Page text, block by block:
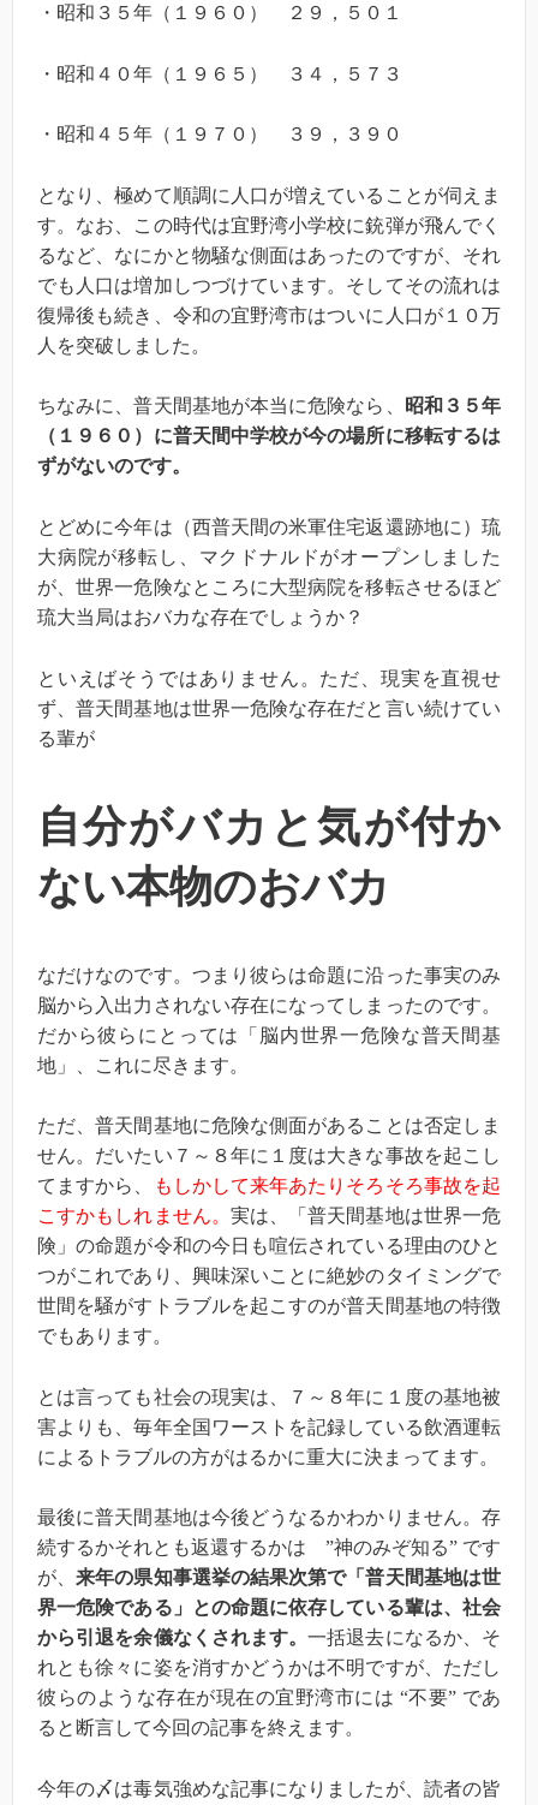
・昭和３５年（１９６０） ２９，５０１
・昭和４０年（１９６５） ３４，５７３
・昭和４５年（１９７０） ３９，３９０
となり、極めて順調に人口が増えていることが伺えま
す。なお、この時代は宜野湾小学校に銃弾が飛んでく
るなど、なにかと物騒な側面はあったのですが、それ
でも人口は増加しつづけています。そしてその流れは
復帰後も続き、令和の宜野湾市はついに人口が１０万
人を突破しました。
ちなみに、普天間基地が本当に危険なら、
昭和３５年
（１９６０）に普天間中学校が今の場所に移転するは
ずがないのです。
とどめに今年は（西普天間の米軍住宅返還跡地に）琉
大病院が移転し、マクドナルドがオープンしました
が、世界一危険なところに大型病院を移転させるほど
琉大当局はおバカな存在でしょうか？
といえばそうではありません。ただ、現実を直視せ
ず、普天間基地は世界一危険な存在だと言い続けてい
る輩が
自分がバカと気が付か
ない本物のおバカ
なだけなのです。つまり彼らは命題に沿った事実のみ
脳から入出力されない存在になってしまったのです。
だから彼らにとっては「脳内世界一危険な普天間基
地」、これに尽きます。
ただ、普天間基地に危険な側面があることは否定しま
せん。だいたい７～８年に１度は大きな事故を起こし
てますから、
もしかして来年あたりそろそろ事故を起
こすかもしれません。 実は、「普天間基地は世界一危
険」の命題が令和の今日も喧伝されている理由のひと
つがこれであり、興味深いことに絶妙のタイミングで
世間を騒がすトラブルを起こすのが普天間基地の特徴
でもあります。
とは言っても社会の現実は、７～８年に１度の基地被
害よりも、毎年全国ワーストを記録している飲酒運転
によるトラブルの方がはるかに重大に決まってます。
最後に普天間基地は今後どうなるかわかりません。存
続するかそれとも返還するかは ”神のみぞ知る” です
が、来年の県知事選挙の結果次第で「普天間基地は世
界一危険である」との命題に依存している輩は、社会
から引退を余儀なくされます。一括退去になるか、そ
れとも徐々に姿を消すかどうかは不明ですが、ただし
彼らのような存在が現在の宜野湾市には “不要” であ
ると断言して今回の記事を終えます。
今年の〆は毒気強めな記事になりましたが、読者の皆